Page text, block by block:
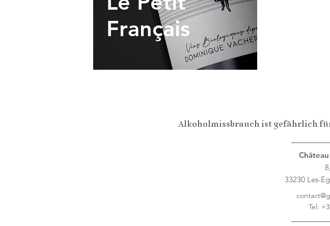
Français
Alkoholmissbrauch ist gefährlich
33230 Les-
Tel: